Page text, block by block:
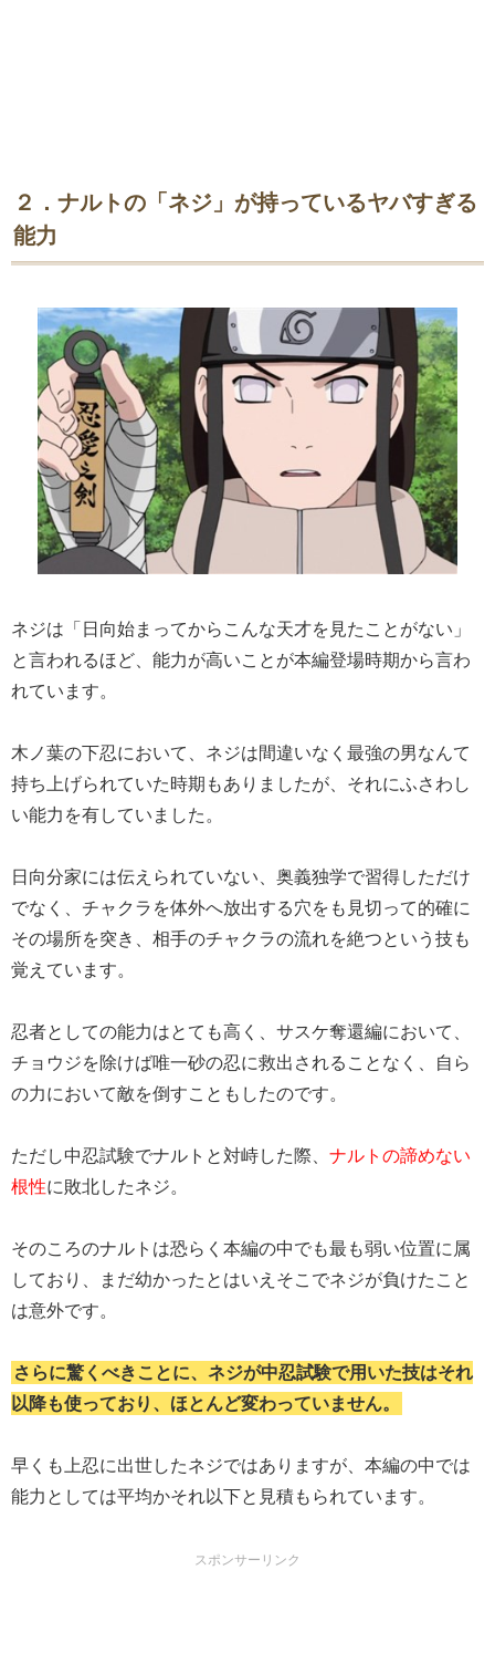
２．ナルトの「ネジ」が持っているヤバすぎる
能力
ネジは「日向始まってからこんな天才を見たことがない」
と言われるほど、能力が高いことが本編登場時期から言わ
れています。
木ノ葉の下忍において、ネジは間違いなく最強の男なんて
持ち上げられていた時期もありましたが、それにふさわし
い能力を有していました。
日向分家には伝えられていない、奥義独学で習得しただけ
でなく、チャクラを体外へ放出する穴をも見切って的確に
その場所を突き、相手のチャクラの流れを絶つという技も
覚えています。
忍者としての能力はとても高く、サスケ奪還編において、
チョウジを除けば唯一砂の忍に救出されることなく、自ら
の力において敵を倒すこともしたのです。
ただし中忍試験でナルトと対峙した際、 ナルトの諦めない
根性に敗北したネジ。
そのころのナルトは恐らく本編の中でも最も弱い位置に属
しており、まだ幼かったとはいえそこでネジが負けたこと
は意外です。
さらに驚くべきことに、ネジが中忍試験で用いた技はそれ
以降も使っており、ほとんど変わっていません。
早くも上忍に出世したネジではありますが、本編の中では
能力としては平均かそれ以下と見積もられています。
スポンサーリンク